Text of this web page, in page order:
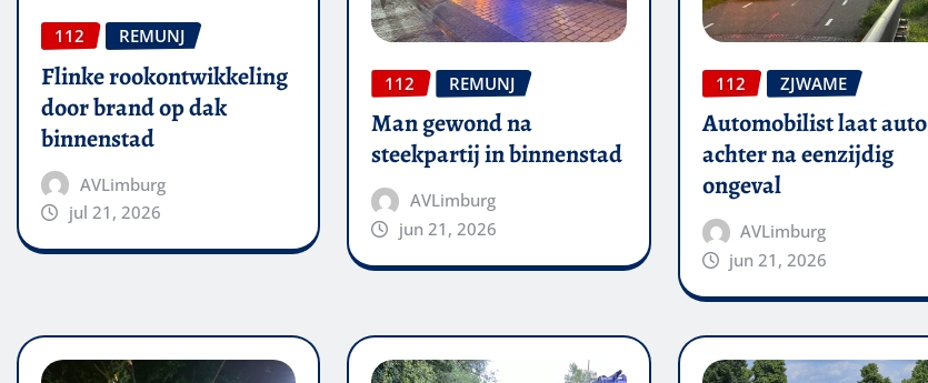
112 REMUNJ
Flinke rookontwikkeling
door brand op dak
binnenstad
AVLimburg
jul 21, 2026
112 REMUNJ
Man gewond na
steekpartij in binnenstad
AVLimburg
jun 21, 2026
112 ZJWAME
Automobilist laat auto
achter na eenzijdig
ongeval
AVLimburg
jun 21, 2026